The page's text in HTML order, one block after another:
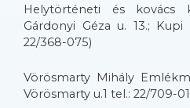
Helytörténeti és kovács
Gárdonyi Géza u. 13.; Kupi
22/368-075)
Vörösmarty Mihály
Vörösmarty u.1 tel.: 22/709-